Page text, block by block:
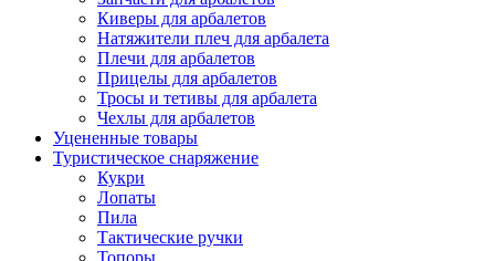
Киверы для арбалетов
Натяжители плеч для арбалета
Плечи для арбалетов
Прицелы для арбалетов
Тросы и тетивы для арбалета
Чехлы для арбалетов
Уцененные товары
Туристическое снаряжение
Кукри
Лопаты
Пила
Тактические ручки
Топоры